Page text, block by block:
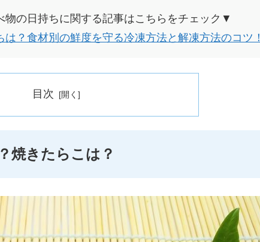
の日持ちに関する記事はこちらをチェック▼
？食材別の鮮度を守る冷凍方法と解凍方法のコツ！
目次
焼きたらこは？